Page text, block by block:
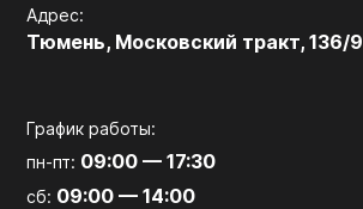
Адрес:
Тюмень, Московский тракт, 136/9
График работы:
пн-пт: 09:00 — 17:30
сб: 09:00 — 14:00